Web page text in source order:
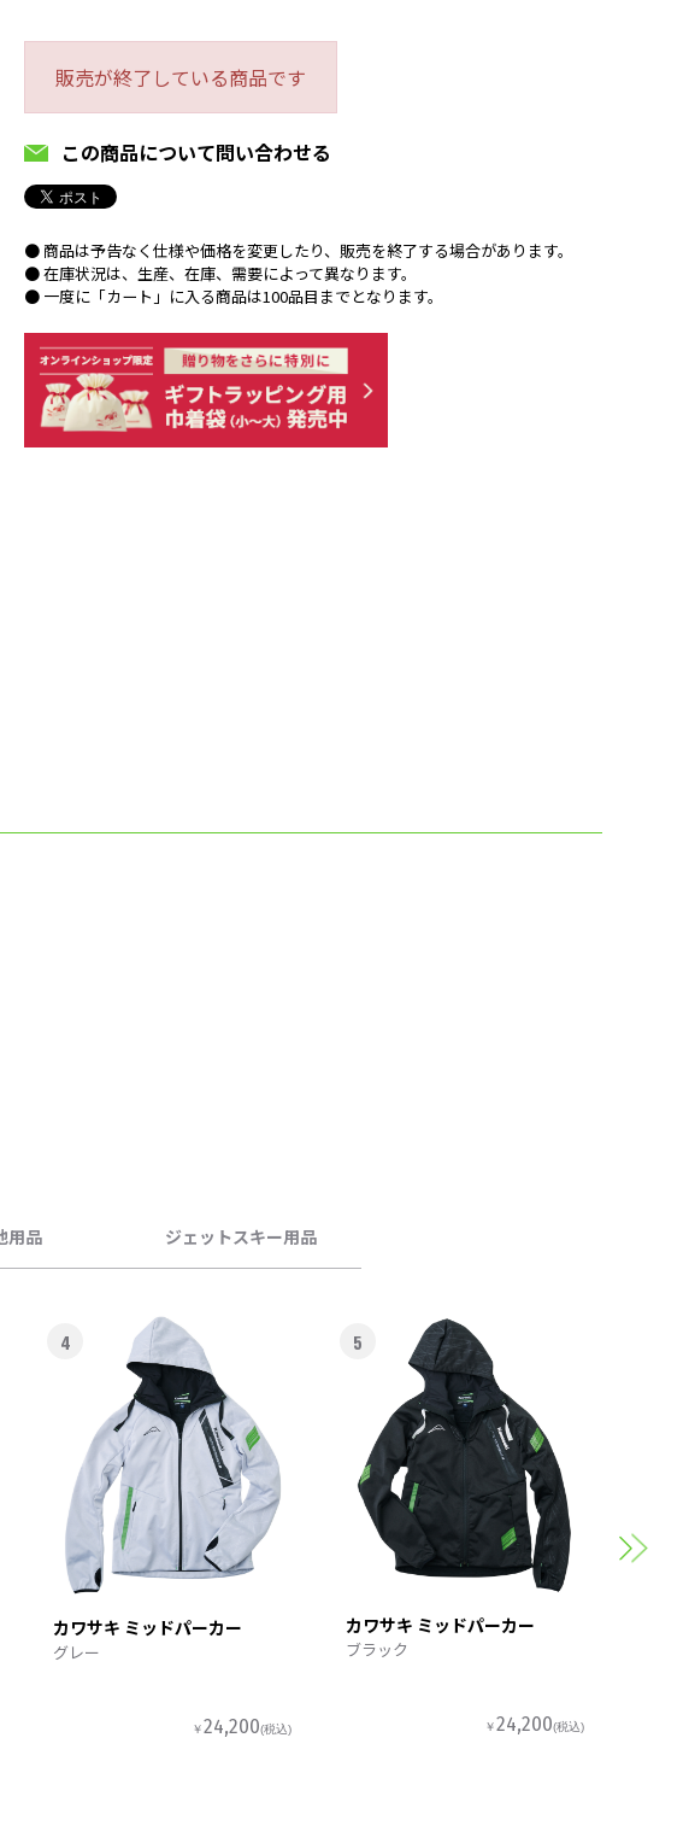
販売が終了している商品です
この商品について問い合わせる
● 商品は予告なく仕様や価格を変更したり、販売を終了する場合があります。
● 在庫状況は、生産、在庫、需要によって異なります。
● 一度に「カート」に入る商品は100品目までとなります。
用品 ジェットスキー用品
4
カワサキ ミッドパーカー
グレー
￥24,200(税込)
5
カワサキ ミッドパーカー
ブラック
￥24,200(税込)
スポ